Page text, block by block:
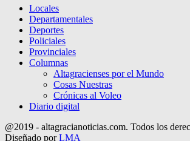
Locales
Departamentales
Deportes
Policiales
Provinciales
Columnas
Altagracienses por el Mundo
Cosas Nuestras
Crónicas al Voleo
Diario digital
@2019 - altagracianoticias.com. Todos los
Diseñado porLMA